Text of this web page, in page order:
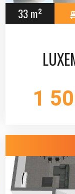
33 m²
1